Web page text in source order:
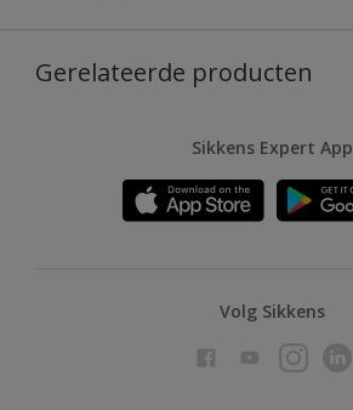
Gerelateerde producten
Sikkens Expert App
Volg Sikkens